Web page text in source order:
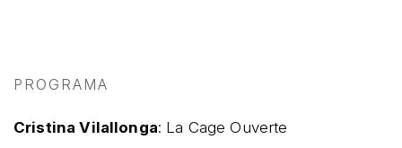
PROGRAMA
Cristina Vilallonga: La Cage Ouverte